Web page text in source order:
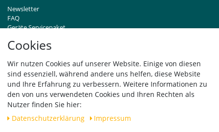
Cookies
Wir nutzen Cookies auf unserer Website. Einige von diesen
sind essenziell, während andere uns helfen, diese Website
und Ihre Erfahrung zu verbessern. Weitere Informationen zu
den von uns verwendeten Cookies und Ihren Rechten als
Nutzer finden Sie hier:
Daten­schutz­erklärung
Impressum
Newsletter
FAQ
Geräte Servicepaket
Händleranfragen B2B
Widerrufsrecht
Vertrag widerrufen
Versand